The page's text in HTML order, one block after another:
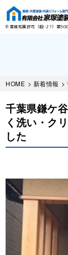
Skip
main
千葉県知事許可（般-27）第
HOME > 新着情報 >
千葉県鎌ケ
く洗い・ク
した